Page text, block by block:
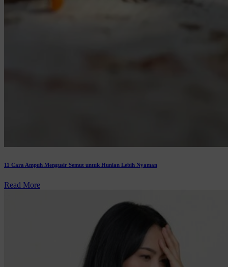
11 Cara Ampuh Mengusir Semut untuk Hunian Lebih Nyaman
Read More